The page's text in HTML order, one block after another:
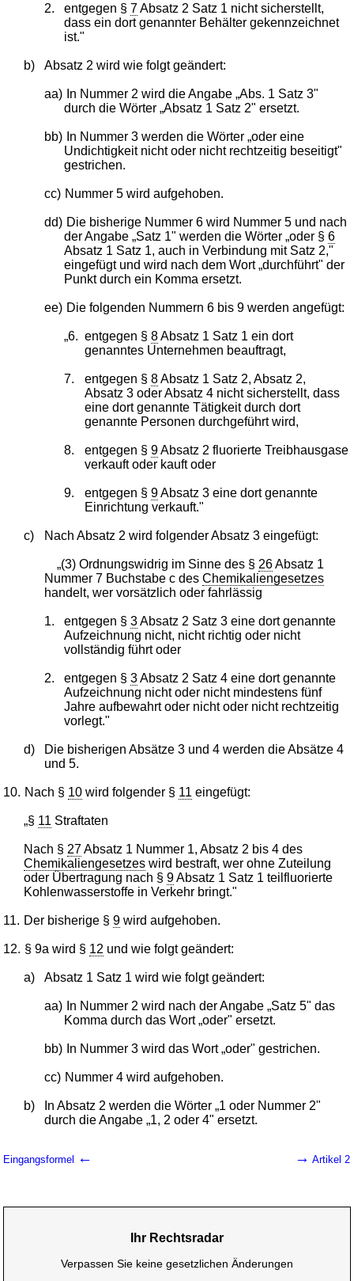
2. entgegen §7Absatz 2 Satz 1 nicht sicherstellt,
dass ein dort genannter Behälter gekennzeichnet
ist."
b) Absatz 2 wird wie folgt geändert:
aa)
In Nummer 2 wird die Angabe „Abs. 1 Satz 3"
durch die Wörter „Absatz 1 Satz 2" ersetzt.
bb)
In Nummer 3 werden die Wörter „oder eine
Undichtigkeit nicht oder nicht rechtzeitig beseitigt"
gestrichen.
cc) Nummer 5 wird aufgehoben.
dd) Die bisherige Nummer 6 wird Nummer 5 und nach
der Angabe „Satz 1" werden die Wörter „oder §6
Absatz 1 Satz 1, auch in Verbindung mit Satz 2,"
eingefügt und wird nach dem Wort „durchführt" der
Punkt durch ein Komma ersetzt.
ee) Die folgenden Nummern 6 bis 9 werden angefügt:
„6. entgegen § 8Absatz 1 Satz 1 ein dort
genanntes Unternehmen beauftragt,
7. entgegen § 8Absatz 1 Satz 2, Absatz 2,
Absatz 3 oder Absatz 4 nicht sicherstellt, dass
eine dort genannte Tätigkeit durch dort
genannte Personen durchgeführt wird,
8. entgegen § 9Absatz 2 fluorierte Treibhausgase
verkauft oder kauft oder
9. entgegen § 9Absatz 3 eine dort genannte
Einrichtung verkauft."
c) Nach Absatz 2 wird folgender Absatz 3 eingefügt:
„(3) Ordnungswidrig im Sinne des § 26Absatz 1
Nummer 7 Buchstabe c des Chemikaliengesetzes
handelt, wer vorsätzlich oder fahrlässig
1. entgegen §3Absatz 2 Satz 3 eine dort genannte
Aufzeichnung nicht, nicht richtig oder nicht
vollständig führt oder
2. entgegen §3Absatz 2 Satz 4 eine dort genannte
Aufzeichnung nicht oder nicht mindestens fünf
Jahre aufbewahrt oder nicht oder nicht rechtzeitig
vorlegt."
d)
Die bisherigen Absätze 3 und 4 werden die Absätze 4
und 5.
10. Nach § 10 wird folgender § 11 eingefügt:
„§ 11 Straftaten
Nach § 27Absatz 1 Nummer 1, Absatz 2 bis 4 des
Chemikaliengesetzes wird bestraft, wer ohne Zuteilung
oder Übertragung nach §9Absatz 1 Satz 1 teilfluorierte
Kohlenwasserstoffe in Verkehr bringt."
11. Der bisherige §9 wird aufgehoben.
12. § 9a wird § 12 und wie folgt geändert:
a) Absatz 1 Satz 1 wird wie folgt geändert:
aa)
In Nummer 2 wird nach der Angabe „Satz 5" das
Komma durch das Wort „oder" ersetzt.
bb) In Nummer 3 wird das Wort „oder" gestrichen.
cc) Nummer 4 wird aufgehoben.
b)
In Absatz 2 werden die Wörter „1 oder Nummer 2"
durch die Angabe „1, 2 oder 4" ersetzt.
Eingangsformel ← → Artikel 2
Ihr Rechtsradar
Verpassen Sie keine gesetzlichen Änderungen